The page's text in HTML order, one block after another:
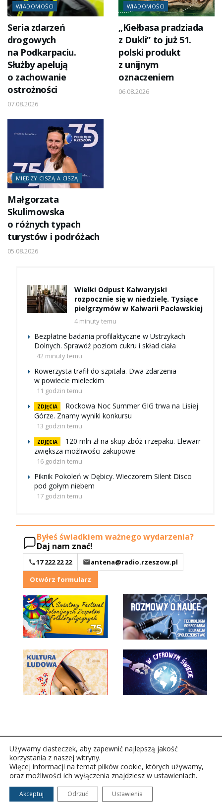
WIADOMOŚCI
Seria zdarzeń
drogowych
na Podkarpaciu.
Służby apelują
o zachowanie
ostrożności
07.08.2026
WIADOMOŚCI
„Kiełbasa pradziada
z Dukli” to już 51.
polski produkt
z unijnym
oznaczeniem
06.08.2026
MIĘDZY CISZĄ A CISZĄ
Małgorzata
Skulimowska
o różnych typach
turystów i podróżach
05.08.2026
Wielki Odpust Kalwaryjski
rozpocznie się w niedzielę. Tysiące
pielgrzymów w Kalwarii Pacławskiej
4 minuty temu
Bezpłatne badania profilaktyczne w Ustrzykach
Dolnych. Sprawdź poziom cukru i skład ciała
42 minuty temu
Rowerzysta trafił do szpitala. Dwa zdarzenia
w powiecie mieleckim
11 godzin temu
ZDJĘCIA
Rockowa Noc Summer GIG trwa na Lisiej
Górze. Znamy wyniki konkursu
13 godzin temu
ZDJĘCIA
120 mln zł na skup zbóż i rzepaku. Elewarr
zwiększa możliwości zakupowe
16 godzin temu
Piknik Pokoleń w Dębicy. Wieczorem Silent Disco
pod gołym niebem
17 godzin temu
Byłeś świadkiem ważnego wydarzenia?
Daj nam znać!
17 222 22 22
antena@radio.rzeszow.pl
Otwórz formularz
Copyright © 2026Polskie Radio Rzeszów S.A. w likwidacj.
Wszelkie prawa zastrzeżone.
Używamy ciasteczek, aby zapewnić najlepszą jakość
korzystania z naszej witryny.
Więcej informacji na temat plików cookie, których używamy,
oraz możliwości ich wyłączenia znajdziesz w ustawieniach.
Akceptuj Odrzuć Ustawienia